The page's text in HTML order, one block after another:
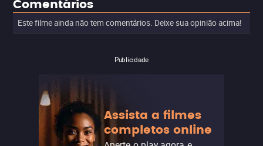
Comentários
Este filme ainda não tem comentários. Deixe sua opinião acima!
Publicidade
Assista a filmes
completos online